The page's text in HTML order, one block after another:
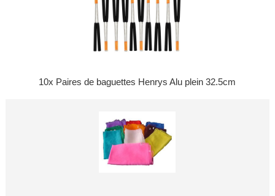
10x Paires de baguettes Henrys Alu plein 32.5cm